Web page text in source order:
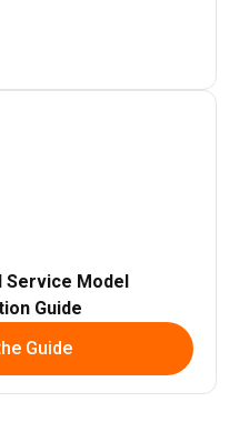
Service Model
Guide
Guide